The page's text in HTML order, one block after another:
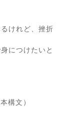
けれど、挫折
につけたいと
構文）